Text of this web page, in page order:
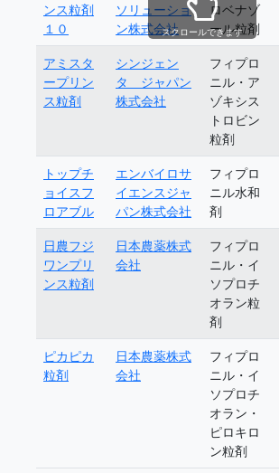
ンス粒剤
１０
ソリューショ
ン株式会社
ロベナゾ
ール粒剤
アミスタ
ープリン
ス粒剤
シンジェン
タ ジャパン
株式会社
フィプロ
ニル・ア
ゾキシス
トロビン
粒剤
トップチ
ョイスフ
ロアブル
エンバイロサ
イエンスジャ
パン株式会社
フィプロ
ニル水和
剤
日農フジ
ワンプリ
ンス粒剤
日本農薬株式
会社
フィプロ
ニル・イ
ソプロチ
オラン粒
剤
ピカピカ
粒剤
日本農薬株式
会社
フィプロ
ニル・イ
ソプロチ
オラン・
ピロキロ
ン粒剤
スクロールできます